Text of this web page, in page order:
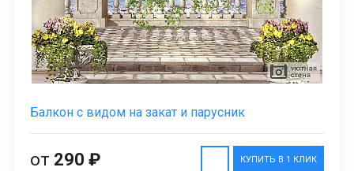
Балкон с видом на закат и парусник
КУПИТЬ В 1 КЛИК
от 290 ₽